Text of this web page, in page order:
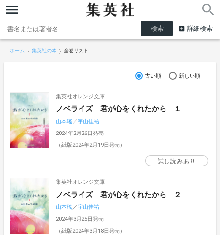
詳細検索
ホーム 集英社の本 全巻リスト
古い順 新しい順
集英社オレンジ文庫
ノベライズ 君が心をくれたから １
山本瑤／宇山佳祐
2024年2月26日発売
（紙版2024年2月19日発売）
試し読みあり
集英社オレンジ文庫
ノベライズ 君が心をくれたから ２
山本瑤／宇山佳祐
2024年3月25日発売
（紙版2024年3月18日発売）